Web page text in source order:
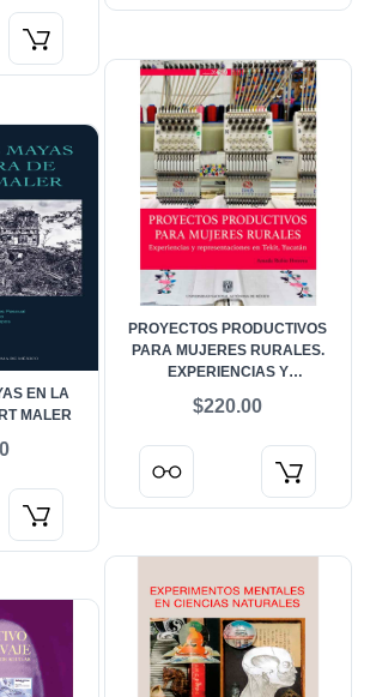
PROYECTOS PRODUCTIVOS
PARA MUJERES RURALES.
EXPERIENCIAS Y
YUCATÁN
$220.00
EN LA
MALER